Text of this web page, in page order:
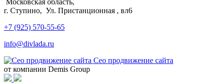
г. Ступино, Ул. Пристанционная , вл6
+7 (925) 570-55-65
info@divlada.ru
Сео продвижение сайта
от компании Demis Group